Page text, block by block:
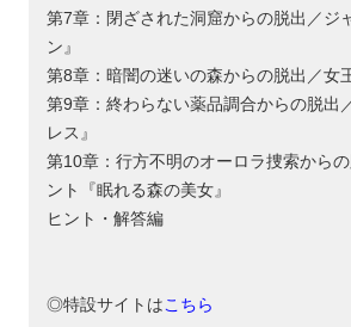
第7章：閉ざされた洞窟からの脱出／ジ
ン』
第8章：暗闇の迷いの森からの脱出／女
第9章：終わらない薬品調合からの脱出
レス』
第10章：行方不明のオーロラ捜索から
ント『眠れる森の美女』
ヒント・解答編
◎特設サイトはこちら